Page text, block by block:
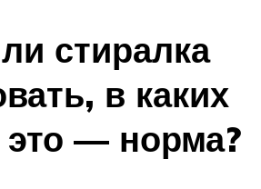
стиралка
в каких
это — норма?